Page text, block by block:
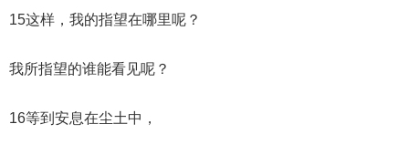
15这样，我的指望在哪里呢？
我所指望的谁能看见呢？
16等到安息在尘土中，